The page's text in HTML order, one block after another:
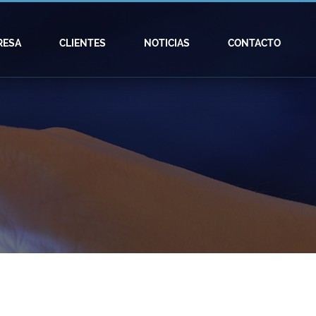
CLIENTES NOTICIAS CONTACTO